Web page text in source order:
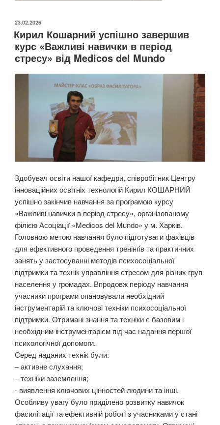
ОПУБЛІКОВАНО
23.02.2026
Кирил Кошарний успішно завершив
курс «Важливі навички в період
стресу» від Medicos del Mundo
Здобувач освіти нашої кафедри, співробітник Центру
інноваційних освітніх технологій Кирил КОШАРНИЙ
успішно закінчив навчання за програмою курсу
«Важливі навички в період стресу», організованому
філією Асоціації «Medicos del Mundo» у м. Харків.
Головною метою навчання було підготувати фахівців
для ефективного проведення тренінгів та практичних
занять у застосуванні методів психосоціальної
підтримки та технік управління стресом для різних груп
населення у громадах. Впродовж періоду навчання
учасники програми опановували необхідний
інструментарій та ключові техніки психосоціальної
підтримки. Отримані знання та техніки є базовим і
необхідним інструментарієм під час надання першої
психологічної допомоги.
Серед наданих технік були:
– активне слухання;
– техніки заземлення;
-️ виявлення ключових цінностей людини та інші.
Особливу увагу було приділено розвитку навичок
фасилітації та ефективній роботі з учасниками у стані